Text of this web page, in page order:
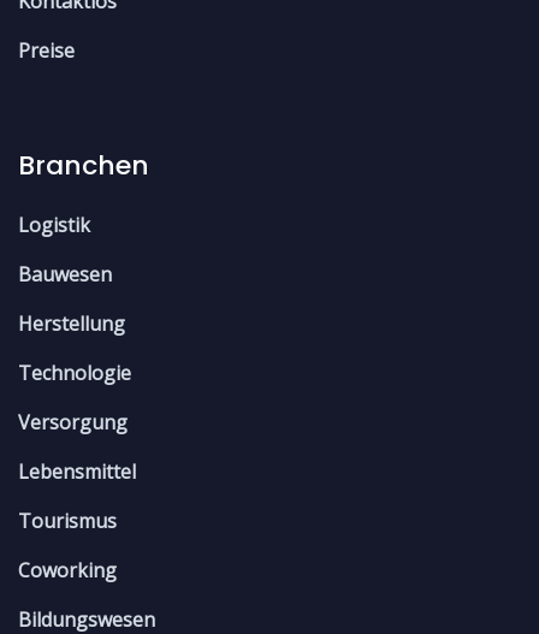
Preise
Branchen
Logistik
Bauwesen
Herstellung
Technologie
Versorgung
Lebensmittel
Tourismus
Coworking
Bildungswesen